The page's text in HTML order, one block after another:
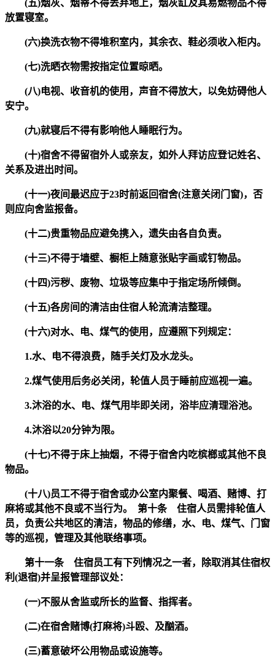
(五)烟灰、烟蒂不得丢弃地上，烟灰缸及其易燃物品不得
放置寝室。
(六)换洗衣物不得堆积室内，其余衣、鞋必须收入柜内。
(七)洗晒衣物需按指定位置晾晒。
(八)电视、收音机的使用，声音不得放大，以免妨碍他人
安宁。
(九)就寝后不得有影响他人睡眠行为。
(十)宿舍不得留宿外人或亲友，如外人拜访应登记姓名、
关系及进出时间。
(十一)夜间最迟应于23时前返回宿舍(注意关闭门窗)，否
则应向舍监报备。
(十二)贵重物品应避免携入，遗失由各自负责。
(十三)不得于墙壁、橱柜上随意张贴字画或钉物品。
(十四)污秽、废物、垃圾等应集中于指定场所倾倒。
(十五)各房间的清洁由住宿人轮流清洁整理。
(十六)对水、电、煤气的使用，应遵照下列规定：
1.水、电不得浪费，随手关灯及水龙头。
2.煤气使用后务必关闭，轮值人员于睡前应巡视一遍。
3.沐浴的水、电、煤气用毕即关闭，浴毕应清理浴池。
4.沐浴以20分钟为限。
(十七)不得于床上抽烟，不得于宿舍内吃槟榔或其他不良
物品。
(十八)员工不得于宿舍或办公室内聚餐、喝酒、赌博、打
麻将或其他不良或不当行为。 第十条 住宿人员需排轮值人
员，负责公共地区的清洁，物品的修缮，水、电、煤气、门窗
等的巡视，管理及其他联络事项。
第十一条 住宿员工有下列情况之一者，除取消其住宿权
利(退宿)并呈报管理部议处：
(一)不服从舍监或所长的监督、指挥者。
(二)在宿舍赌博(打麻将)斗殴、及酗酒。
(三)蓄意破坏公用物品或设施等。